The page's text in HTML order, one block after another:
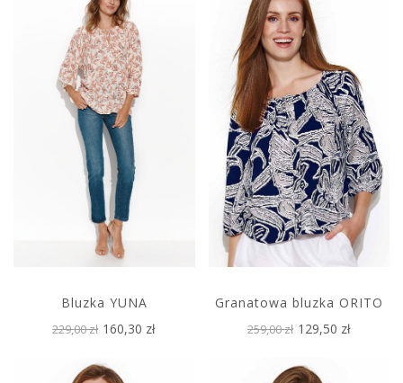
Bluzka YUNA
229,00 zł 160,30 zł
Granatowa bluzka ORITO
259,00 zł 129,50 zł